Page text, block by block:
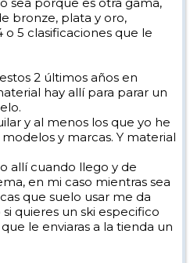
bronze, plata y oro,
5 clasificaciones que le
2 últimos años en
hay allí para parar un
y al menos los que yo he
y marcas. Y material
allí cuando llego y de
en mi caso mientras sea
que suelo usar me da
quieres un ski especifico
le enviaras a la tienda un